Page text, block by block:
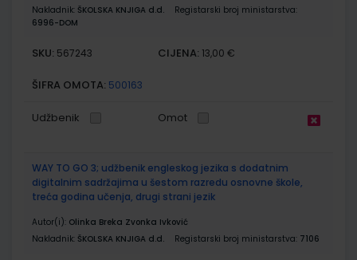
Nakladnik: ŠKOLSKA KNJIGA d.d.
Registarski broj ministarstva:
6996-DOM
SKU: 567243 CIJENA: 13,00 €
ŠIFRA OMOTA: 500163
Udžbenik Omot
WAY TO GO 3; udžbenik engleskog jezika s dodatnim
digitalnim sadržajima u šestom razredu osnovne škole,
treća godina učenja, drugi strani jezik
Autor(i): Olinka Breka Zvonka Ivković
Nakladnik: ŠKOLSKA KNJIGA d.d. Registarski broj ministarstva: 7106